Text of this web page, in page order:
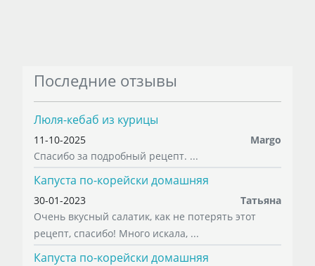
Последние отзывы
Люля-кебаб из курицы
11-10-2025
Margo
Спасибо за подробный рецепт. ...
Капуста по-корейски домашняя
30-01-2023
Татьяна
Очень вкусный салатик, как не потерять этот
рецепт, спасибо! Много искала, ...
Капуста по-корейски домашняя